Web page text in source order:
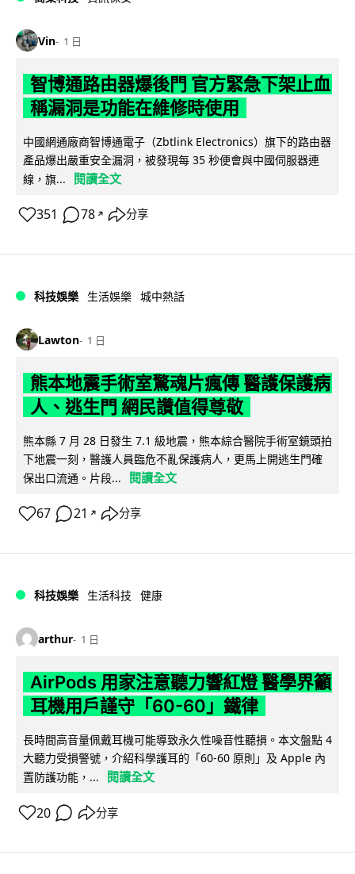
Vin 1 日
智博通路由器爆後門 官方緊急下架止血
稱漏洞是功能在維修時使用
中國網通廠商智博通電子（Zbtlink Electronics）旗下的路由器
產品爆出嚴重安全漏洞，被發現每 35 秒便會與中國伺服器連
線，旗...
閱讀全文
351 78 ↗ 分享
科技娛樂 生活娛樂 城中熱話
Lawton 1 日
熊本地震手術室驚魂片瘋傳 醫護保護病
人、逃生門 網民讚值得尊敬
熊本縣 7 月 28 日發生 7.1 級地震，熊本綜合醫院手術室鏡頭拍
下地震一刻，醫護人員臨危不亂保護病人，更馬上開逃生門確
保出口流通。片段...
閱讀全文
67 21 ↗ 分享
科技娛樂 生活科技 健康
arthur 1 日
AirPods 用家注意聽力響紅燈 醫學界籲
耳機用戶謹守「60-60」鐵律
長時間高音量佩戴耳機可能導致永久性噪音性聽損。本文盤點 4
大聽力受損警號，介紹科學護耳的「60-60 原則」及 Apple 內
置防護功能，...
閱讀全文
20 分享